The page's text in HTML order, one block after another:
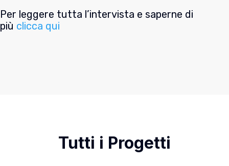
Per leggere tutta l’intervista e saperne di
più clicca qui
Tutti i Progetti